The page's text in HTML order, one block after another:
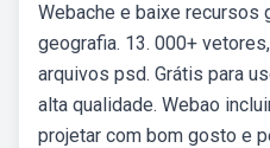
Webache e baixe recursos
geografia. 13. 000+
arquivos psd. Grátis para
alta qualidade. Webao
projetar com bom gosto e